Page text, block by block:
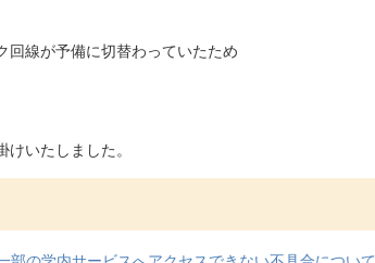
線が予備に切替わっていたため
いたしました。